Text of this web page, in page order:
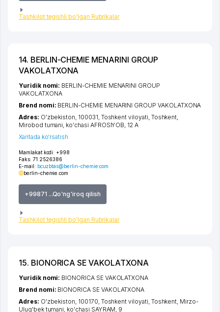
Tashkilot tegishli bo'lgan Rubrikalar
14. BERLIN-CHEMIE MENARINI GROUP
VAKOLATXONA
Mamlakat kodi: +998
Faks: 71 2526386
E-mail: bcuzbtas@berlin-chemie.com
berlin-chemie.com
+99871 ...Qo'ng'iroq qilish
Tashkilot tegishli bo'lgan Rubrikalar
Yuridik nomi: BERLIN-CHEMIE MENARINI GROUP
VAKOLATXONA
Brend nomi: BERLIN-CHEMIE MENARINI GROUP VAKOLATXONA
Adres: O'zbekiston, 100031, Toshkent viloyati Toshkent
Mirobod tumani ko'chasi AFROSIYOB , 12 А
Xaritada ko'rsatish
15. BIONORICA SE VAKOLATXONA
Yuridik nomi: BIONORICA SE VAKOLATXONA
Brend nomi: BIONORICA SE VAKOLATXONA
Adres: O'zbekiston, 100170, Toshkent viloyati Toshkent Mirzo-
Ulug'bek tumani ko'chasi SAYRAM , 9